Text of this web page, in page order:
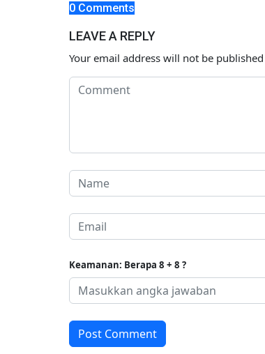
0 Comments
LEAVE A REPLY
Your email address will not be published
Keamanan: Berapa 8 + 8 ?
Post Comment